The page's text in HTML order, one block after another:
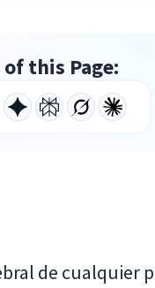
of this Page:
de cualquier